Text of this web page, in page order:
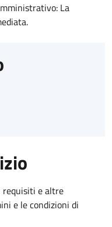
La
requisiti e altre
e le condizioni di